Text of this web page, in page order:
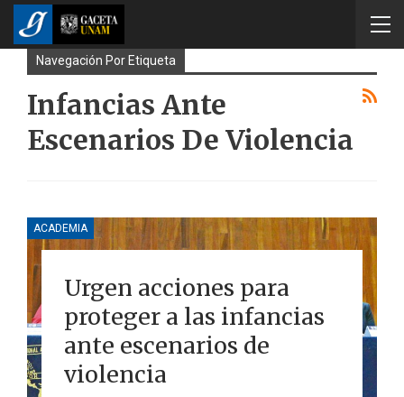
Navegación Por Etiqueta
Infancias Ante
Escenarios De Violencia
ACADEMIA
Urgen acciones para
proteger a las infancias
ante escenarios de
violencia